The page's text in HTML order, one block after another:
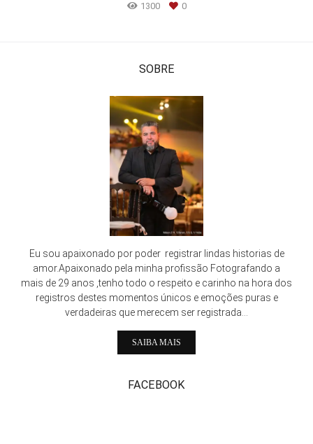
1300 0
SOBRE
Eu sou apaixonado por poder registrar lindas historias de
amor.Apaixonado pela minha profissão Fotografando a
mais de 29 anos ,tenho todo o respeito e carinho na hora dos
registros destes momentos únicos e emoções puras e
verdadeiras que merecem ser registrada...
SAIBA MAIS
FACEBOOK